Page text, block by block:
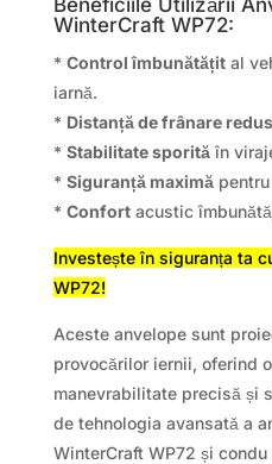
WinterCraft WP72:
* Control îmbunătățital
iarnă.
* Distanță de frânare
* Stabilitate sporităîn
* Siguranță maximăpentru
* Confortacustic
Investește în siguranța ta
WP72!
Aceste anvelope sunt
provocărilor iernii, oferind
manevrabilitate precisă și
de tehnologia avansată a
WinterCraft WP72 și